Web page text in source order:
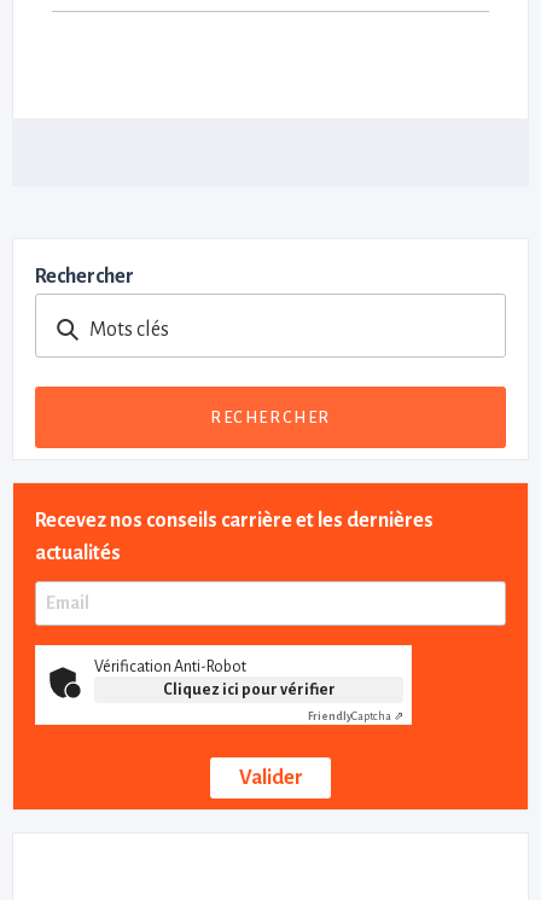
Rechercher
Mots clés
RECHERCHER
Recevez nos conseils carrière et les dernières
actualités
Vérification Anti-Robot
Cliquez ici pour vérifier
FriendlyCaptcha ⇗